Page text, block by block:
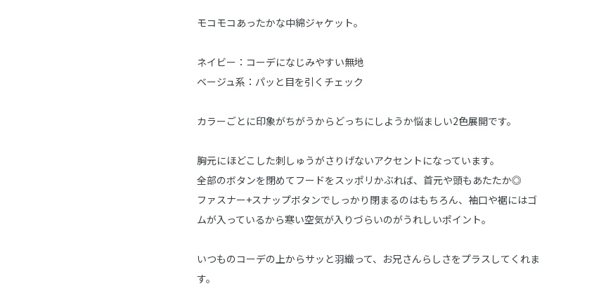
モコモコあったかな中綿ジャケット。
ネイビー：コーデになじみやすい無地
ベージュ系：パッと目を引くチェック
カラーごとに印象がちがうからどっちにしようか悩ましい2色展開です。
胸元にほどこした刺しゅうがさりげないアクセントになっています。
全部のボタンを閉めてフードをスッポリかぶれば、首元や頭もあたたか◎
ファスナー+スナップボタンでしっかり閉まるのはもちろん、袖口や裾にはゴ
ムが入っているから寒い空気が入りづらいのがうれしいポイント。
いつものコーデの上からサッと羽織って、お兄さんらしさをプラスしてくれま
す。